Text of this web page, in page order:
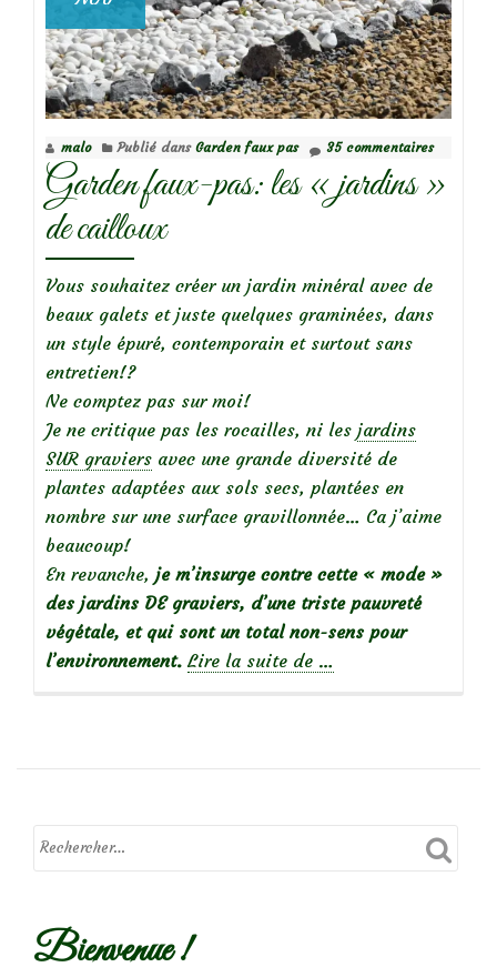
malo Publié dans Garden faux pas 35 commentaires
Garden faux-pas: les « jardins »
de cailloux
Vous souhaitez créer un jardin minéral avec de
beaux galets et juste quelques graminées, dans
un style épuré, contemporain et surtout sans
entretien!?
Ne comptez pas sur moi!
Je ne critique pas les rocailles, ni les jardins
SUR graviers avec une grande diversité de
plantes adaptées aux sols secs, plantées en
nombre sur une surface gravillonnée… Ca j’aime
beaucoup!
En revanche, je m’insurge contre cette « mode »
des jardins DE graviers, d’une triste pauvreté
végétale, et qui sont un total non-sens pour
l’environnement. Lire la suite de
pas:
« jardins »
…
Bienvenue !